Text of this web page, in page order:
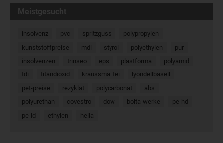
Meistgesucht
insolvenz pvc spritzguss
polypropylen
kunststoffpreise
mdi styrol polyethylen
pur
insolvenzen
trinseo eps plastforma
polyamid
tdi
titandioxid kraussmaffei
lyondellbasell
pet-preise
rezyklat polycarbonat
abs
polyurethan
covestro dow bolta-werke
pe-hd
pe-ld
ethylen hella